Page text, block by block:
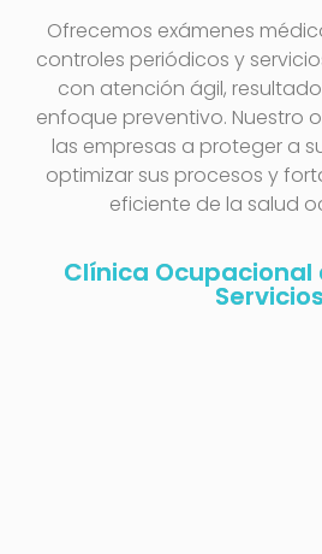
Ofrecemos exámenes
controles periódicos y
con atención ágil,
enfoque preventivo. Nuestro
las empresas a proteger a
optimizar sus procesos y
eficiente de la salud
Clínica Ocupacional
Servicios